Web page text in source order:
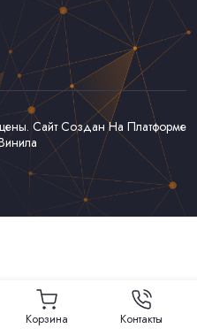
Сайт Создан На Платформе
Корзина Контакты